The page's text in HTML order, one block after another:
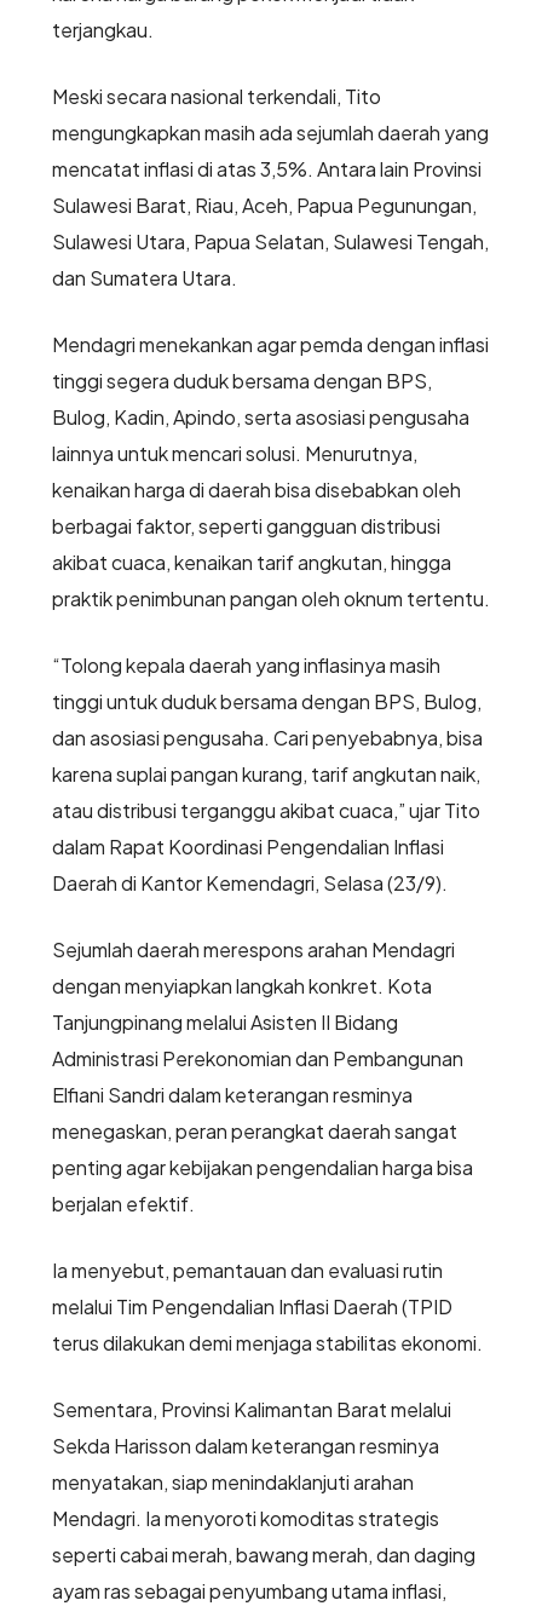
terjangkau.
Meski secara nasional terkendali, Tito
mengungkapkan masih ada sejumlah daerah yang
mencatat inflasi di atas 3,5%. Antara lain Provinsi
Sulawesi Barat, Riau, Aceh, Papua Pegunungan,
Sulawesi Utara, Papua Selatan, Sulawesi Tengah,
dan Sumatera Utara.
Mendagri menekankan agar pemda dengan inflasi
tinggi segera duduk bersama dengan BPS,
Bulog, Kadin, Apindo, serta asosiasi pengusaha
lainnya untuk mencari solusi. Menurutnya,
kenaikan harga di daerah bisa disebabkan oleh
berbagai faktor, seperti gangguan distribusi
akibat cuaca, kenaikan tarif angkutan, hingga
praktik penimbunan pangan oleh oknum tertentu.
“Tolong kepala daerah yang inflasinya masih
tinggi untuk duduk bersama dengan BPS, Bulog,
dan asosiasi pengusaha. Cari penyebabnya, bisa
karena suplai pangan kurang, tarif angkutan naik,
atau distribusi terganggu akibat cuaca,” ujar Tito
dalam Rapat Koordinasi Pengendalian Inflasi
Daerah di Kantor Kemendagri, Selasa (23/9).
Sejumlah daerah merespons arahan Mendagri
dengan menyiapkan langkah konkret. Kota
Tanjungpinang melalui Asisten II Bidang
Administrasi Perekonomian dan Pembangunan
Elfiani Sandri dalam keterangan resminya
menegaskan, peran perangkat daerah sangat
penting agar kebijakan pengendalian harga bisa
berjalan efektif.
Ia menyebut, pemantauan dan evaluasi rutin
melalui Tim Pengendalian Inflasi Daerah (TPID
terus dilakukan demi menjaga stabilitas ekonomi.
Sementara, Provinsi Kalimantan Barat melalui
Sekda Harisson dalam keterangan resminya
menyatakan, siap menindaklanjuti arahan
Mendagri. Ia menyoroti komoditas strategis
seperti cabai merah, bawang merah, dan daging
ayam ras sebagai penyumbang utama inflasi,